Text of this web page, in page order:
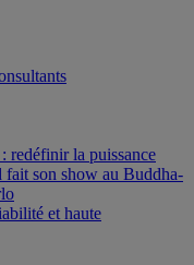
redéfinir la puissance
fait son show au Buddha-
et haute